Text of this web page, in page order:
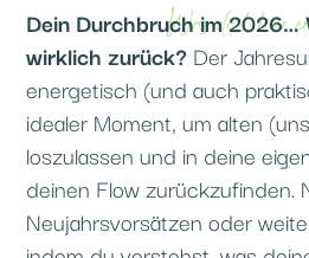
Was dich hier
Dein Durchbruch im 2026…
wirklich zurück? Der
energetisch (und auch
idealer Moment, um alten
loszulassen und in deine
deinen Flow zurückzufinden.
Neujahrsvorsätzen oder